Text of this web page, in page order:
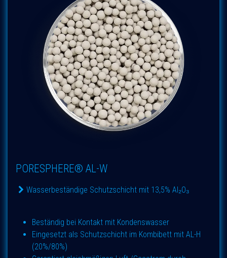
PORESPHERE® AL-W
Wasserbeständige Schutzschicht mit 13,5% Al₂O₃
Beständig bei Kontakt mit Kondenswasser
Eingesetzt als Schutzschicht im Kombibett mit AL-H
(20%/80%)